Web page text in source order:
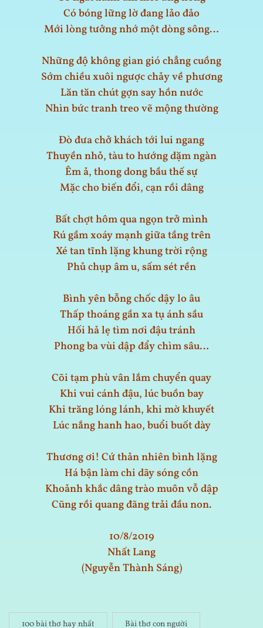
Có bóng lững lờ đang lảo đảo
Mới lòng tưởng nhớ một dòng sông…
Những độ không gian gió chẳng cuồng
Sớm chiều xuôi ngược chảy về phương
Lăn tăn chút gợn say hồn nước
Nhìn bức tranh treo vẽ mộng thường
Đò đưa chở khách tới lui ngang
Thuyền nhỏ, tàu to hướng dặm ngàn
Êm ả, thong dong bầu thế sự
Mặc cho biến đổi, cạn rồi dâng
Bất chợt hôm qua ngọn trở mình
Rú gầm xoáy mạnh giữa tầng trên
Xé tan tĩnh lặng khung trời rộng
Phủ chụp âm u, sấm sét rền
Bình yên bỗng chốc dậy lo âu
Thấp thoáng gần xa tụ ánh sầu
Hối hả lẹ tìm nơi đậu tránh
Phong ba vùi dập đẩy chìm sâu…
Cõi tạm phù vân lắm chuyển quay
Khi vui cánh đậu, lúc buồn bay
Khi trăng lóng lánh, khi mờ khuyết
Lúc nắng hanh hao, buổi buốt dày
Thương ơi! Cứ thản nhiên bình lặng
Há bận làm chi dãy sóng cồn
Khoảnh khắc dâng trào muôn vỗ dập
Cũng rồi quang đãng trải đầu non.
10/8/2019
Nhất Lang
(Nguyễn Thành Sáng)
100 bài thơ hay nhất Bài thơ con người